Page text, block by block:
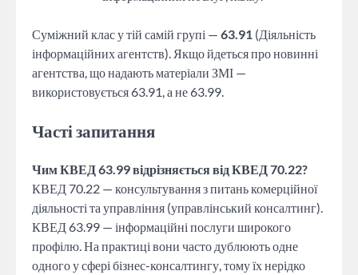
Суміжний клас у тій самій групі — 63.91 (Діяльність
інформаційних агентств). Якщо йдеться про новинні
агентства, що надають матеріали ЗМІ —
використовується 63.91, а не 63.99.
Часті запитання
Чим КВЕД 63.99 відрізняється від КВЕД 70.22?
КВЕД 70.22 — консультування з питань комерційної
діяльності та управління (управлінський консалтинг).
КВЕД 63.99 — інформаційні послуги широкого
профілю. На практиці вони часто дублюють одне
одного у сфері бізнес-консалтингу, тому їх нерідко